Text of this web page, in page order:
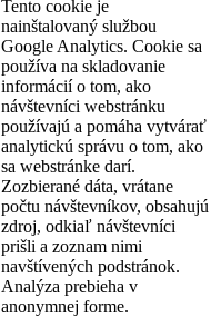
Tento cookie je
nainštalovaný službou
Google Analytics. Cookie sa
používa na skladovanie
informácií o tom, ako
návštevníci webstránku
používajú a pomáha vytvárať
analytickú správu o tom, ako
sa webstránke darí.
Zozbierané dáta, vrátane
počtu návštevníkov, obsahujú
zdroj, odkiaľ návštevníci
prišli a zoznam nimi
navštívených podstránok.
Analýza prebieha v
anonymnej forme.